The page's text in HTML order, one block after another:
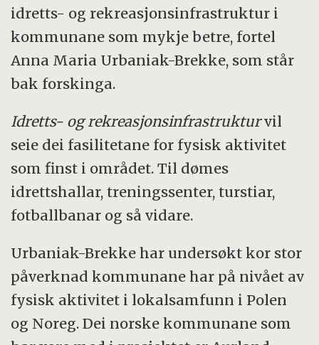
idretts- og rekreasjonsinfrastruktur i
kommunane som mykje betre, fortel
Anna Maria Urbaniak-Brekke, som står
bak forskinga.
Idretts- og rekreasjonsinfrastrukturvil
seie dei fasilitetane for fysisk aktivitet
som finst i området. Til dømes
idrettshallar, treningssenter, turstiar,
fotballbanar og så vidare.
Urbaniak-Brekke har undersøkt kor stor
påverknad kommunane har på nivået av
fysisk aktivitet i lokalsamfunn i Polen
og Noreg. Dei norske kommunane som